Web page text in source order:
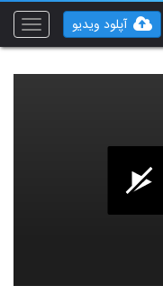
Toggle
آپلود ویدیو